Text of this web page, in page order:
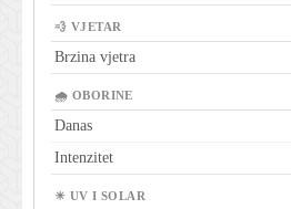
💨 VJETAR
Brzina vjetra
🌧 OBORINE
Danas
Intenzitet
☀ UV I SOLAR